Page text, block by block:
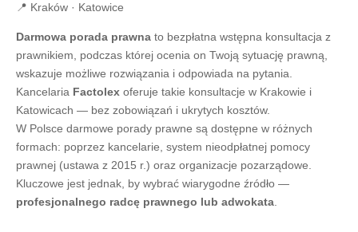
📍 Kraków · Katowice
Darmowa porada prawna to bezpłatna wstępna konsultacja z
prawnikiem, podczas której ocenia on Twoją sytuację prawną,
wskazuje możliwe rozwiązania i odpowiada na pytania.
Kancelaria Factolex oferuje takie konsultacje w Krakowie i
Katowicach — bez zobowiązań i ukrytych kosztów.
W Polsce darmowe porady prawne są dostępne w różnych
formach: poprzez kancelarie, system nieodpłatnej pomocy
prawnej (ustawa z 2015 r.) oraz organizacje pozarządowe.
Kluczowe jest jednak, by wybrać wiarygodne źródło —
profesjonalnego radcę prawnego lub adwokata